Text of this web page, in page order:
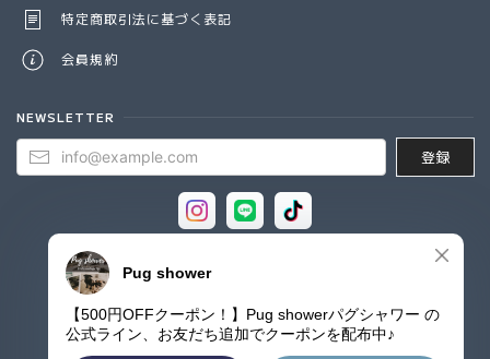
特定商取引法に基づく表記
会員規約
NEWSLETTER
登録
© Pug shower - パグシャワー パグ雑貨専門店